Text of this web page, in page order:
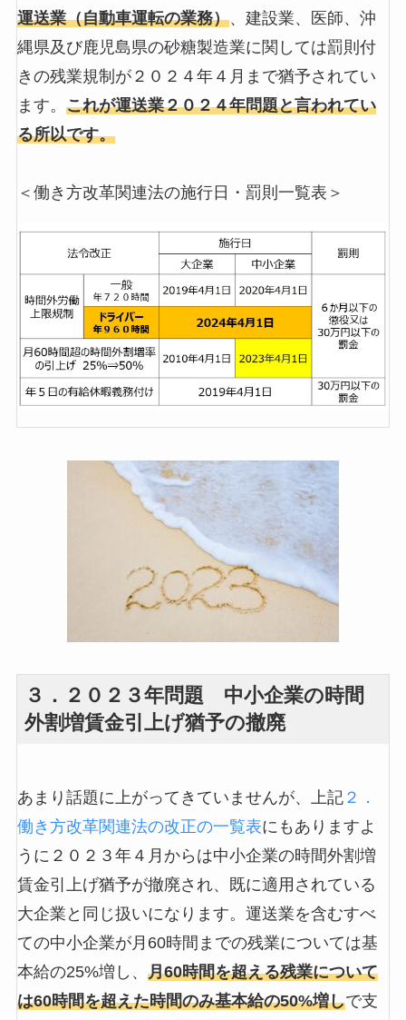
運送業（自動車運転の業務）、建設業、医師、沖
縄県及び鹿児島県の砂糖製造業に関しては罰則付
きの残業規制が２０２４年４月まで猶予されてい
ます。 これが運送業２０２４年問題と言われてい
る所以です。
＜働き方改革関連法の施行日・罰則一覧表＞
３．２０２３年問題 中小企業の時間
外割増賃金引上げ猶予の撤廃
あまり話題に上がってきていませんが、上記２．
働き方改革関連法の改正の一覧表にもありますよ
うに２０２３年４月からは中小企業の時間外割増
賃金引上げ猶予が撤廃され、既に適用されている
大企業と同じ扱いになります。運送業を含むすべ
ての中小企業が月60時間までの残業については基
本給の25%増し、 月60時間を超える残業について
は60時間を超えた時間のみ基本給の50%増しで支